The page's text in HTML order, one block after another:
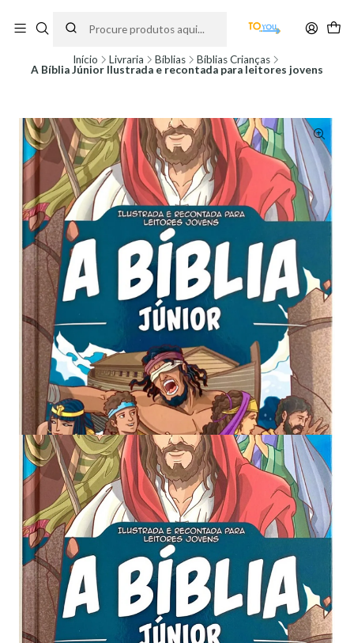
partir do dia 11 de Agosto, às 10H.
Início Livraria Bíblias
Bíblias Crianças
A Bíblia Júnior Ilustrada e recontada para leitores jovens